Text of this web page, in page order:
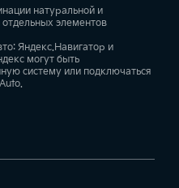
натуральной и
элементов
Яндекс.Навигатор и
могут быть
систему или подключаться